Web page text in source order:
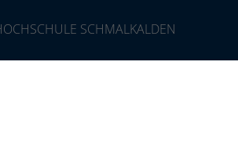
SCHMALKALDEN